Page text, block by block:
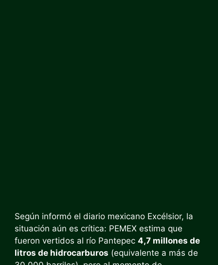
Según informó el diario mexicano Excélsior, la
situación aún es crítica: PEMEX estima que
fueron vertidos al río Pantepec 4,7 millones de
litros de hidrocarburos (equivalente a más de